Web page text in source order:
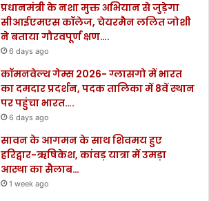
प्रधानमंत्री के नशा मुक्त अभियान से जुड़ेगा
सीआईएमएस कॉलेज, चेयरमैन ललित जोशी
ने बताया गौरवपूर्ण क्षण….
6 days ago
कॉमनवेल्थ गेम्स 2026- ग्लासगो में भारत
का दमदार प्रदर्शन, पदक तालिका में 8वें स्थान
पर पहुंचा भारत….
6 days ago
सावन के आगमन के साथ शिवमय हुए
हरिद्वार-ऋषिकेश, कांवड़ यात्रा में उमड़ा
आस्था का सैलाब…
1 week ago